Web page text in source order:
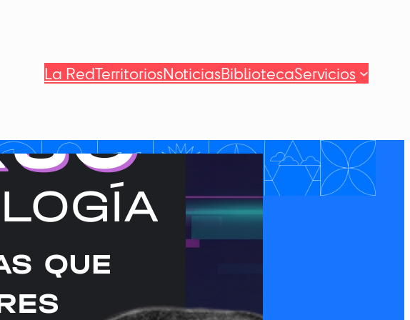
La RedTerritoriosNoticiasBibliotecaServicios